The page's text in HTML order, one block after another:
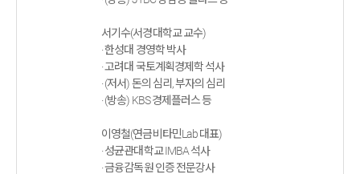
서기수(서경대학교 교수)
· 한성대 경영학 박사
· 고려대 국토계획경제학 석사
· (저서) 돈의 심리, 부자의 심리
· (방송) KBS 경제플러스 등
이영철(연금비타민Lab 대표)
· 성균관대학교 IMBA 석사
· 금융감독원 인증 전문강사